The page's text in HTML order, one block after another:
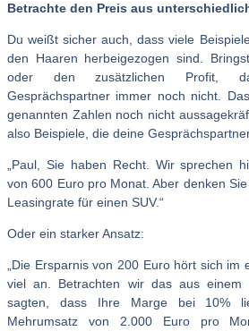
Betrachte den Preis aus
Du weißt sicher auch, dass viele
den Haaren herbeigezogen sind.
oder den zusätzlichen Profit,
Gesprächspartner immer noch nicht.
genannten Zahlen noch nicht
also Beispiele, die deine
„Paul, Sie haben Recht. Wir sprechen
von 600 Euro pro Monat. Aber denken
Leasingrate für einen SUV.“
Oder ein starker Ansatz:
„Die Ersparnis von 200 Euro hört sich im
viel an. Betrachten wir das aus einem
sagten, dass Ihre Marge bei 10%
Mehrumsatz von 2.000 Euro pro